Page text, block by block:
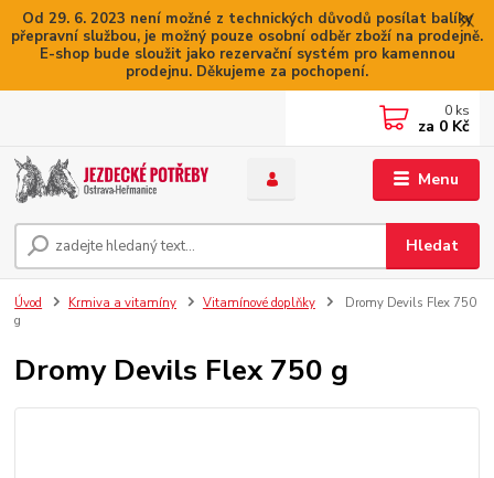
Od 29. 6. 2023 není možné z technických důvodů posílat balíky
přepravní službou, je možný pouze osobní odběr zboží na prodejně.
E-shop bude sloužit jako rezervační systém pro kamennou
prodejnu. Děkujeme za pochopení.
Menu
Hledat
0 ks
za 0 Kč
Úvod Krmiva a vitamíny Vitamínové doplňky
Dromy Devils Flex 750
g
Dromy Devils Flex 750 g